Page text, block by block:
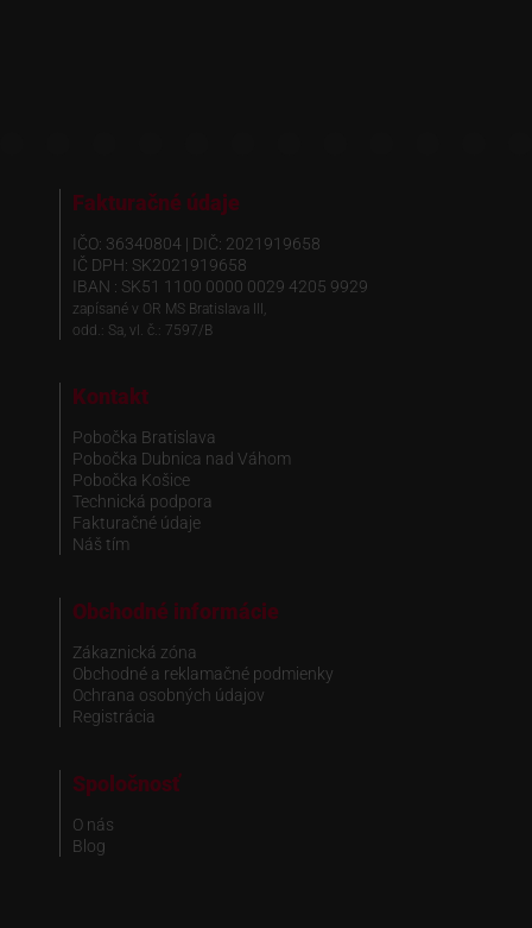
Fakturačné údaje
IČO: 36340804 | DIČ: 2021919658
IČ DPH: SK2021919658
IBAN : SK51 1100 0000 0029 4205 9929
zapísané v OR MS Bratislava III,
odd.: Sa, vl. č.: 7597/B
Kontakt
Pobočka Bratislava
Pobočka Dubnica nad Váhom
Pobočka Košice
Technická podpora
Fakturačné údaje
Náš tím
Obchodné informácie
Zákaznická zóna
Obchodné a reklamačné podmienky
Ochrana osobných údajov
Registrácia
Spoločnosť
O nás
Blog